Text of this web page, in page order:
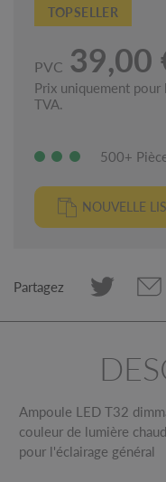
TOPSELLER
PVC 39,00
Prix uniquement
TVA.
500+
NOUVELLE
Partagez
Ampoule LED T32
couleur de lumière
pour l'éclairage général